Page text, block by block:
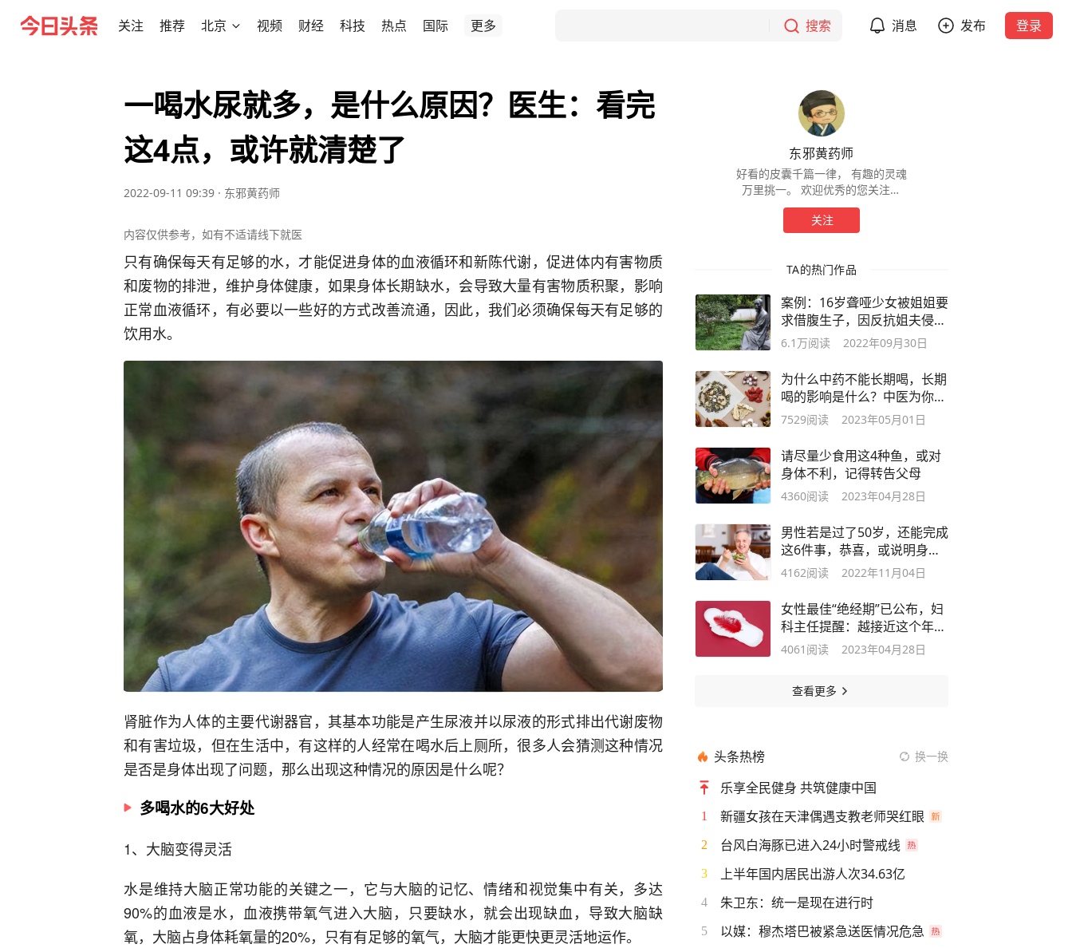
关注 推荐 北京 视频 财经 科技 热点 国际 更多 搜索 消息 发布 登录
一喝水尿就多，是什么原因？医生：看完
这4点，或许就清楚了
2022-09-11 09:39 · 东邪黄药师
内容仅供参考，如有不适请线下就医
只有确保每天有足够的水，才能促进身体的血液循环和新陈代谢，促进体内有害物质
和废物的排泄，维护身体健康，如果身体长期缺水，会导致大量有害物质积聚，影响
正常血液循环，有必要以一些好的方式改善流通，因此，我们必须确保每天有足够的
饮用水。
肾脏作为人体的主要代谢器官，其基本功能是产生尿液并以尿液的形式排出代谢废物
和有害垃圾，但在生活中，有这样的人经常在喝水后上厕所，很多人会猜测这种情况
是否是身体出现了问题，那么出现这种情况的原因是什么呢？
多喝水的6大好处
1、大脑变得灵活
水是维持大脑正常功能的关键之一，它与大脑的记忆、情绪和视觉集中有关，多达
90%的血液是水，血液携带氧气进入大脑，只要缺水，就会出现缺血，导致大脑缺
氧，大脑占身体耗氧量的20%，只有有足够的氧气，大脑才能更快更灵活地运作。
东邪黄药师
好看的皮囊千篇一律， 有趣的灵魂
万里挑一。 欢迎优秀的您关注了
我！
关注
TA的热门作品
案例：16岁聋哑少女被姐姐要
求借腹生子，因反抗姐夫侵犯
酿悲剧
6.1万阅读 2022年09月30日
为什么中药不能长期喝，长期
喝的影响是什么？中医为你揭
晓答案
7529阅读 2023年05月01日
请尽量少食用这4种鱼，或对
身体不利，记得转告父母
4360阅读 2023年04月28日
男性若是过了50岁，还能完成
这6件事，恭喜，或说明身体
素质不错
4162阅读 2022年11月04日
女性最佳“绝经期”已公布，妇
科主任提醒：越接近这个年龄
越健康
4061 阅读 2023年04月28日
查看更多
头条热榜 换一换
乐享全民健身 共筑健康中国
1 新疆女孩在天津偶遇支教老师哭红眼
2 台风白海豚已进入24小时警戒线
3 上半年国内居民出游人次34.63亿
4 朱卫东：统一是现在进行时
5 以媒：穆杰塔巴被紧急送医情况危急